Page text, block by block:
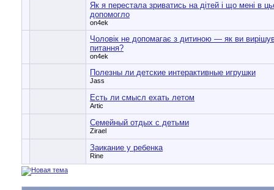
Як я перестала зриватись на дітей і що мені в
допомогло
on4ek
Чоловік не допомагає з дитиною — як ви
питання?
on4ek
Полезны ли детские интерактивные игрушки
Jass
Есть ли смысл ехать летом
Artic
Семейный отдых с детьми
Zirael
Заикание у ребенка
Rine